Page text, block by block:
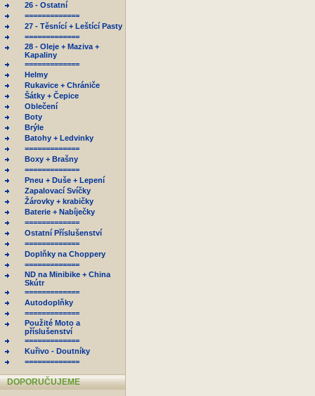
26 - Ostatní
=============
27 - Těsnící + Leštící Pasty
=============
28 - Oleje + Maziva +
Kapaliny
=============
Helmy
Rukavice + Chrániče
Šátky + Čepice
Oblečení
Boty
Brýle
Batohy + Ledvinky
=============
Boxy + Brašny
=============
Pneu + Duše + Lepení
Zapalovací Svíčky
Žárovky + krabičky
Baterie + Nabíječky
=============
Ostatní Příslušenství
=============
Doplňky na Choppery
=============
ND na Minibike + China
Skútr
=============
Autodoplňky
=============
Použité Moto a
příslušenství
=============
Kuřivo - Doutníky
=============
DOPORUČUJEME